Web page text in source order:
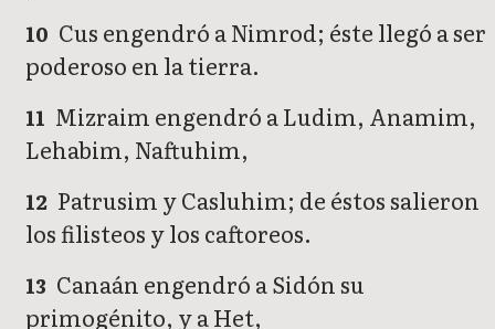
10 Cus engendró a Nimrod; éste llegó a ser
poderoso en la tierra.
11 Mizraim engendró a Ludim, Anamim,
Lehabim, Naftuhim,
12 Patrusim y Casluhim; de éstos salieron
los filisteos y los caftoreos.
13 Canaán engendró a Sidón su
primogénito, y a Het,